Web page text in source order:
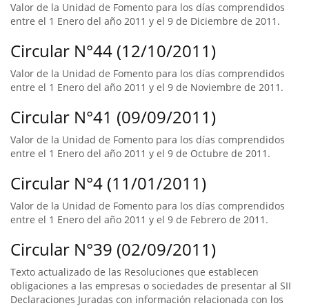
Valor de la Unidad de Fomento para los días comprendidos
entre el 1 Enero del año 2011 y el 9 de Diciembre de 2011.
Circular N°44 (12/10/2011)
Valor de la Unidad de Fomento para los días comprendidos
entre el 1 Enero del año 2011 y el 9 de Noviembre de 2011.
Circular N°41 (09/09/2011)
Valor de la Unidad de Fomento para los días comprendidos
entre el 1 Enero del año 2011 y el 9 de Octubre de 2011.
Circular N°4 (11/01/2011)
Valor de la Unidad de Fomento para los días comprendidos
entre el 1 Enero del año 2011 y el 9 de Febrero de 2011.
Circular N°39 (02/09/2011)
Texto actualizado de las Resoluciones que establecen
obligaciones a las empresas o sociedades de presentar al SII
Declaraciones Juradas con información relacionada con los